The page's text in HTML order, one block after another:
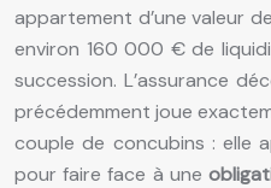
appartement d’une valeur
environ 160 000 € de
succession. L’assurance
précédemment joue
couple de concubins : elle
pour faire face à une